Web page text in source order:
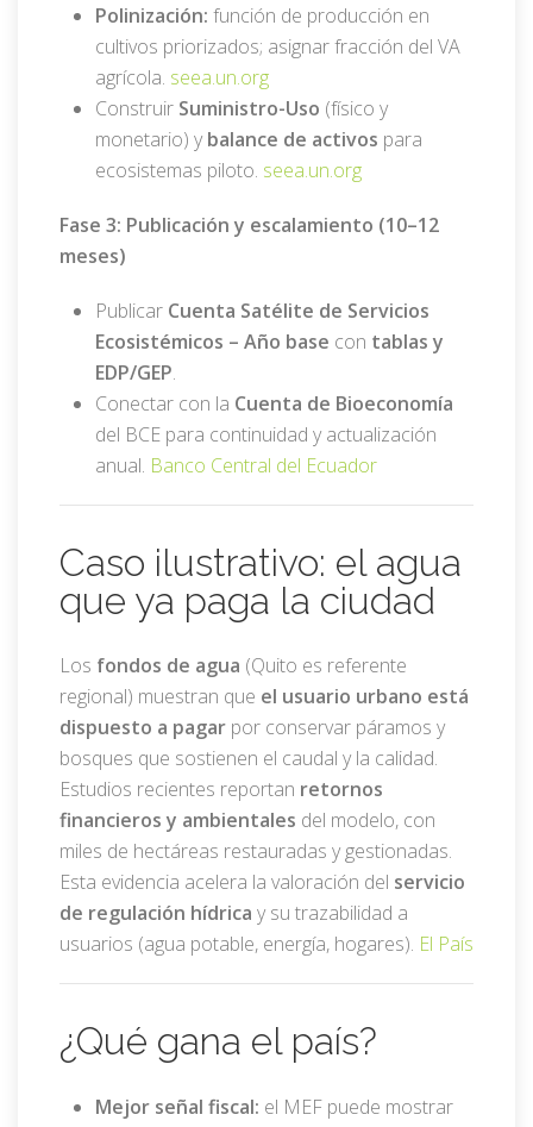
Polinización: función de producción en
cultivos priorizados; asignar fracción del VA
agrícola. seea.un.org
Construir Suministro-Uso (físico y
monetario) y balance de activos para
ecosistemas piloto. seea.un.org
Fase 3: Publicación y escalamiento (10–12
meses)
Publicar Cuenta Satélite de Servicios
Ecosistémicos – Año base con tablas y
EDP/GEP.
Conectar con la Cuenta de Bioeconomía
del BCE para continuidad y actualización
anual. Banco Central del Ecuador
Caso ilustrativo: el agua
que ya paga la ciudad
Los fondos de agua (Quito es referente
regional) muestran que el usuario urbano está
dispuesto a pagar por conservar páramos y
bosques que sostienen el caudal y la calidad.
Estudios recientes reportan retornos
financieros y ambientales del modelo, con
miles de hectáreas restauradas y gestionadas.
Esta evidencia acelera la valoración del servicio
de regulación hídrica y su trazabilidad a
usuarios (agua potable, energía, hogares). El País
¿Qué gana el país?
Mejor señal fiscal: el MEF puede mostrar